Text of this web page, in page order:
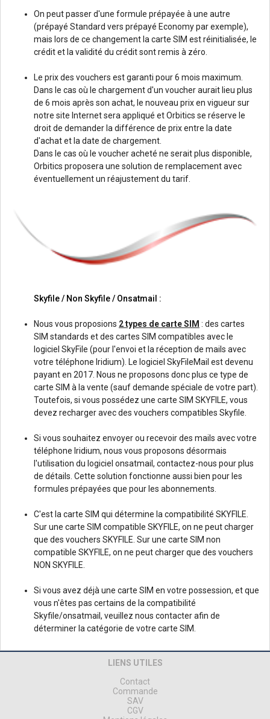
On peut passer d'une formule prépayée à une autre
(prépayé Standard vers prépayé Economy par exemple),
mais lors de ce changement la carte SIM est réinitialisée, le
crédit et la validité du crédit sont remis à zéro.
Le prix des vouchers est garanti pour 6 mois maximum.
Dans le cas où le chargement d'un voucher aurait lieu plus
de 6 mois après son achat, le nouveau prix en vigueur sur
notre site Internet sera appliqué et Orbitics se réserve le
droit de demander la différence de prix entre la date
d'achat et la date de chargement.
Dans le cas où le voucher acheté ne serait plus disponible,
Orbitics proposera une solution de remplacement avec
éventuellement un réajustement du tarif.
Skyfile / Non Skyfile / Onsatmail :
Nous vous proposions 2 types de carte SIM : des cartes
SIM standards et des cartes SIM compatibles avec le
logiciel SkyFile (pour l'envoi et la réception de mails avec
votre téléphone Iridium). Le logiciel SkyFileMail est devenu
payant en 2017. Nous ne proposons donc plus ce type de
carte SIM à la vente (sauf demande spéciale de votre part).
Toutefois, si vous possédez une carte SIM SKYFILE, vous
devez recharger avec des vouchers compatibles Skyfile.
Si vous souhaitez envoyer ou recevoir des mails avec votre
téléphone Iridium, nous vous proposons désormais
l'utilisation du logiciel onsatmail, contactez-nous pour plus
de détails. Cette solution fonctionne aussi bien pour les
formules prépayées que pour les abonnements.
C'est la carte SIM qui détermine la compatibilité SKYFILE.
Sur une carte SIM compatible SKYFILE, on ne peut charger
que des vouchers SKYFILE. Sur une carte SIM non
compatible SKYFILE, on ne peut charger que des vouchers
NON SKYFILE.
Si vous avez déjà une carte SIM en votre possession, et que
vous n'êtes pas certains de la compatibilité
Skyfile/onsatmail, veuillez nous contacter afin de
déterminer la catégorie de votre carte SIM.
LIENS UTILES
Contact
Commande
SAV
CGV